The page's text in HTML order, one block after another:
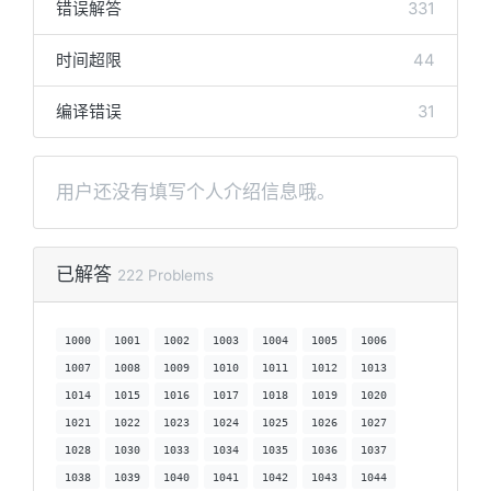
错误解答 331
时间超限 44
编译错误 31
用户还没有填写个人介绍信息哦。
已解答 222 Problems
1000 1001 1002 1003 1004 1005 1006
1007 1008 1009 1010 1011 1012 1013
1014 1015 1016 1017 1018 1019 1020
1021 1022 1023 1024 1025 1026 1027
1028 1030 1033 1034 1035 1036 1037
1038 1039 1040 1041 1042 1043 1044